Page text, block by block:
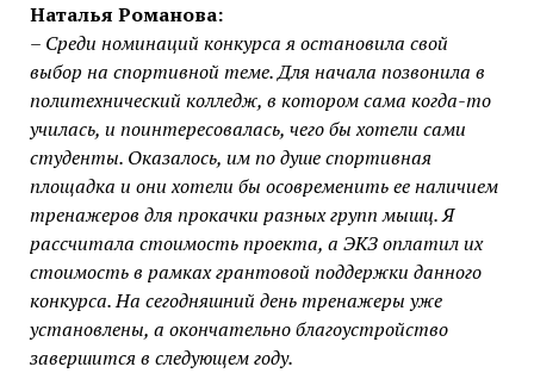
Наталья Романова:
– Среди номинаций конкурса я остановила свой
выбор на спортивной теме. Для начала позвонила в
политехнический колледж, в котором сама когда-то
училась, и поинтересовалась, чего бы хотели сами
студенты. Оказалось, им по душе спортивная
площадка и они хотели бы осовременить ее наличием
тренажеров для прокачки разных групп мышц. Я
рассчитала стоимость проекта, а ЭКЗ оплатил их
стоимость в рамках грантовой поддержки данного
конкурса. На сегодняшний день тренажеры уже
установлены, а окончательно благоустройство
завершится в следующем году.